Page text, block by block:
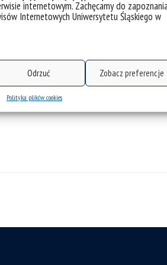
internetowym. Zachęcamy do
Internetowych Uniwersytetu Śląskiego w
Odrzuć Zobacz preferencje
Polityka plików cookies